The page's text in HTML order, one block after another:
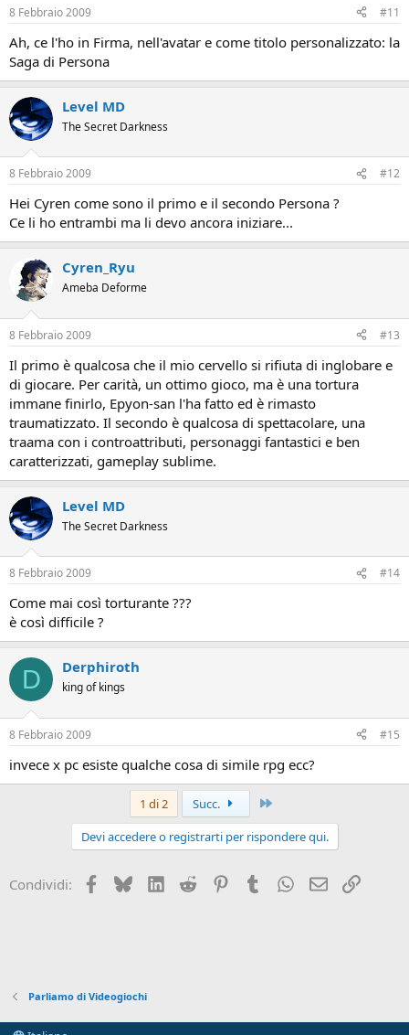
8 Febbraio 2009 #11
Ah, ce l'ho in Firma, nell'avatar e come titolo personalizzato: la
Saga di Persona
Level MD
The Secret Darkness
8 Febbraio 2009 #12
Hei Cyren come sono il primo e il secondo Persona ?
Ce li ho entrambi ma li devo ancora iniziare...
Cyren_Ryu
Ameba Deforme
8 Febbraio 2009 #13
Il primo è qualcosa che il mio cervello si rifiuta di inglobare e
di giocare. Per carità, un ottimo gioco, ma è una tortura
immane finirlo, Epyon-san l'ha fatto ed è rimasto
traumatizzato. Il secondo è qualcosa di spettacolare, una
traama con i controattributi, personaggi fantastici e ben
caratterizzati, gameplay sublime.
Level MD
The Secret Darkness
8 Febbraio 2009 #14
Come mai così torturante ???
è così difficile ?
D Derphiroth
king of kings
8 Febbraio 2009 #15
invece x pc esiste qualche cosa di simile rpg ecc?
1 di 2 Succ.
Devi accedere o registrarti per rispondere qui.
Condividi: Facebook
BlueskyLinkedIn
Reddit PinterestTumblr WhatsApp
EmailLink
Parliamo di Videogiochi